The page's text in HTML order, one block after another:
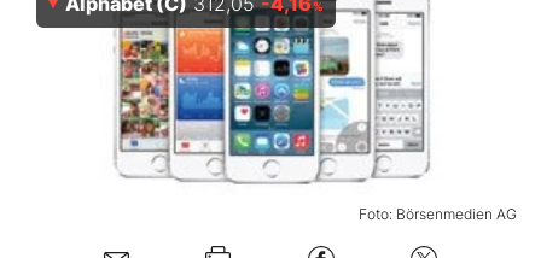
BO-Musterdepots
Experten
Mein B:O
Foto: Börsenmedien AG
%